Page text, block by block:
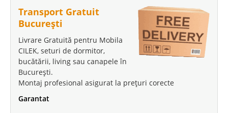
Transport Gratuit
București
Livrare Gratuită pentru Mobila
CILEK, seturi de dormitor,
bucătării, living sau canapele în
București.
Montaj profesional asigurat la prețuri corecte
Garantat